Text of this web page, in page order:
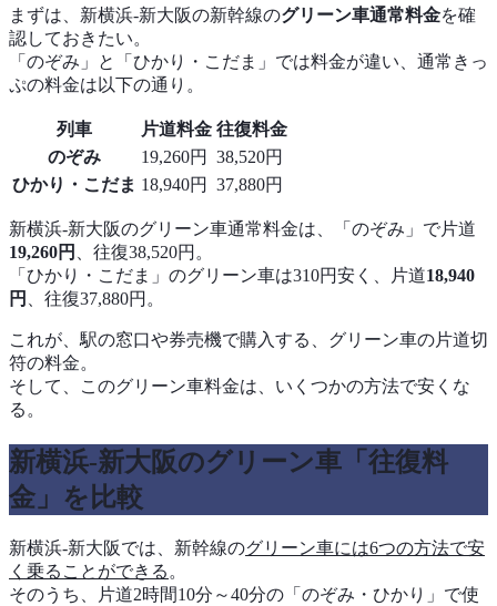
まずは、新横浜-新大阪の新幹線のグリーン車通常料金を確
認しておきたい。
「のぞみ」と「ひかり・こだま」では料金が違い、通常きっ
ぷの料金は以下の通り。
列車 片道料金 往復料金
のぞみ
19,260円
38,520円
ひかり・こだま 18,940円 37,880円
新横浜-新大阪のグリーン車通常料金は、「のぞみ」で片道
19,260円
、往復38,520円。
「ひかり・こだま」のグリーン車は310円安く、片道18,940
円
、往復37,880円。
これが、駅の窓口や券売機で購入する、グリーン車の片道切
符の料金。
そして、このグリーン車料金は、いくつかの方法で安くな
る。
新横浜-新大阪のグリーン車「往復料
金」を比較
新横浜-新大阪では、新幹線のグリーン車には6つの方法で安
く乗ることができる 。
そのうち、片道2時間10分～40分の「のぞみ・ひかり」で使